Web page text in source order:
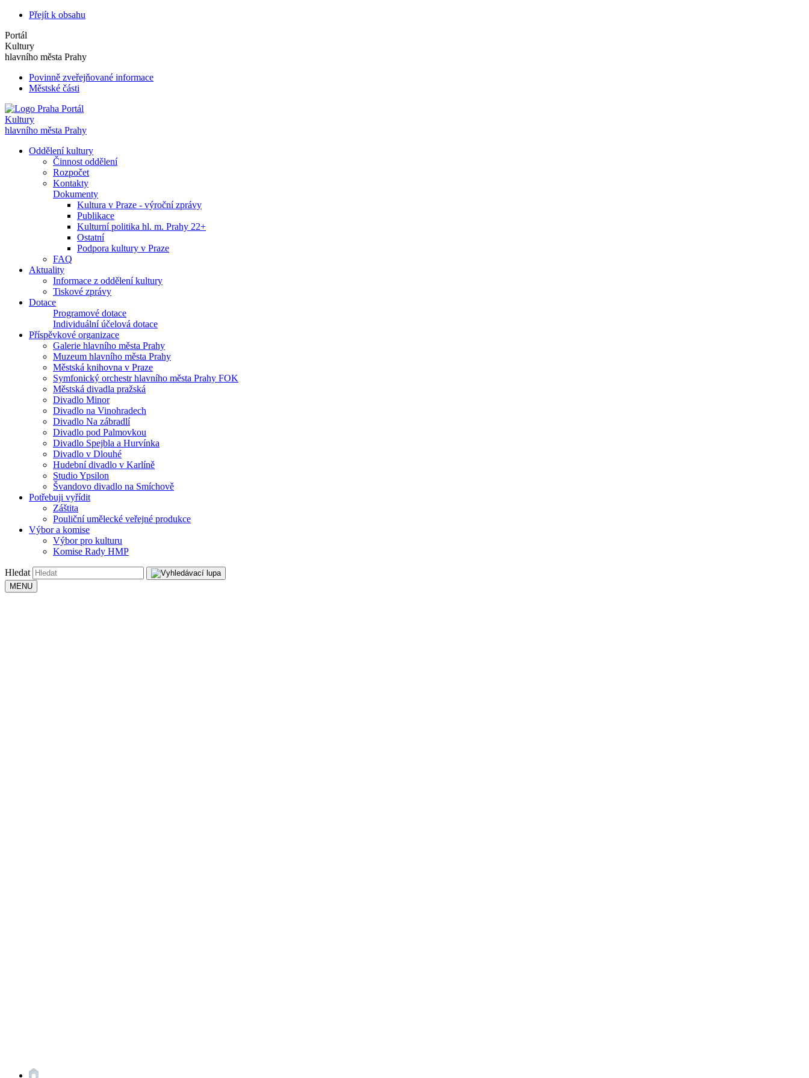
Přejít k obsahu
Portál
Kultury
hlavního města Prahy
Povinně zveřejňované informace
Městské části
Portál
Kultury
hlavního města Prahy
Oddělení kultury
Činnost oddělení
Rozpočet
Kontakty
Dokumenty
Kultura v Praze - výroční zprávy
Publikace
Kulturní politika hl. m. Prahy 22+
Ostatní
Podpora kultury v Praze
FAQ
Aktuality
Informace z oddělení kultury
Tiskové zprávy
Dotace
Programové dotace
Individuální účelová dotace
Příspěvkové organizace
Galerie hlavního města Prahy
Muzeum hlavního města Prahy
Městská knihovna v Praze
Symfonický orchestr hlavního města Prahy FOK
Městská divadla pražská
Divadlo Minor
Divadlo na Vinohradech
Divadlo Na zábradlí
Divadlo pod Palmovkou
Divadlo Spejbla a Hurvínka
Divadlo v Dlouhé
Hudební divadlo v Karlíně
Studio Ypsilon
Švandovo divadlo na Smíchově
Potřebuji vyřídit
Záštita
Pouliční umělecké veřejné produkce
Výbor a komise
Výbor pro kulturu
Komise Rady HMP
Hledat
MENU